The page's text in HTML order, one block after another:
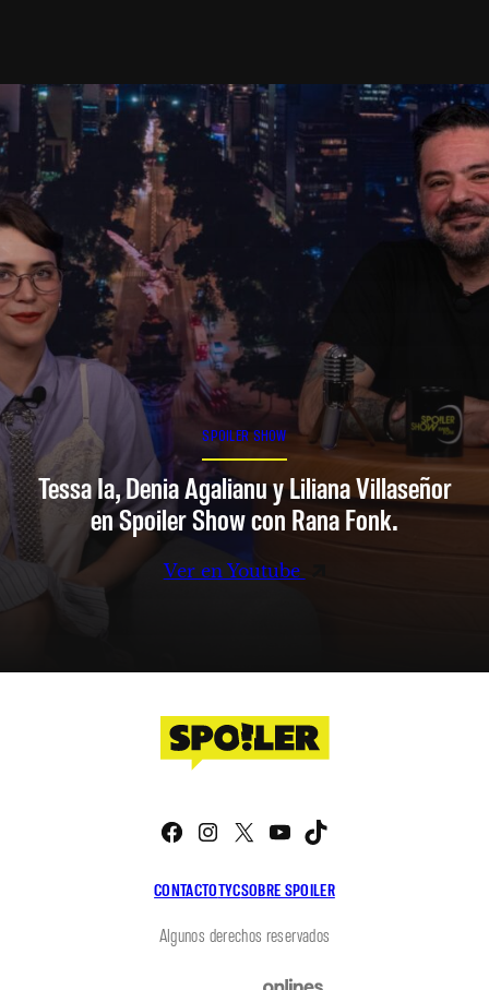
SPOILER SHOW
Tessa Ia, Denia Agalianu y Liliana Villaseñor
en Spoiler Show con Rana Fonk.
Ver en Youtube
CONTACTOTYCSOBRE SPOILER
Facebook
Instagram
X YouTube
Algunos derechos reservados